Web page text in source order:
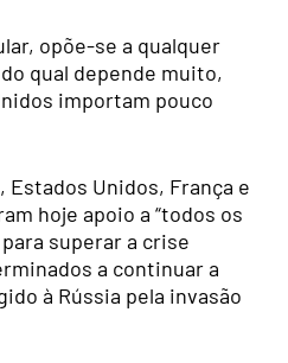
opõe-se a qualquer
qual depende muito,
importam pouco
Estados Unidos, França e
hoje apoio a “todos os
superar a crise
a continuar a
à Rússia pela invasão